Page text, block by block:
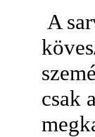
A
csak